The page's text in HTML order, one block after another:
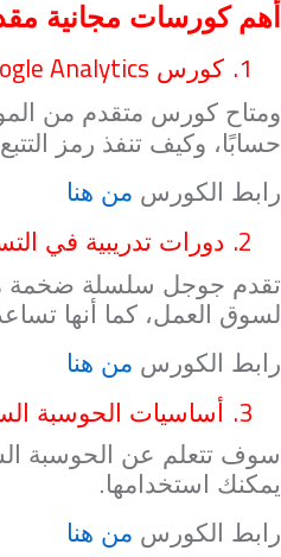
أهم كورسات مجانية
1. كورس Analytics
ومتاح كورس متقدم من
حسابًا، وكيف تنفذ رمز
رابط الكورس من هنا
2. دورات تدريبية في
لسوق العمل، كما أنها
رابط الكورس من هنا
3. أساسيات الحوسبة
سوف تتعلم عن الحوسبة
يمكنك استخدامها.
رابط الكورس من هنا